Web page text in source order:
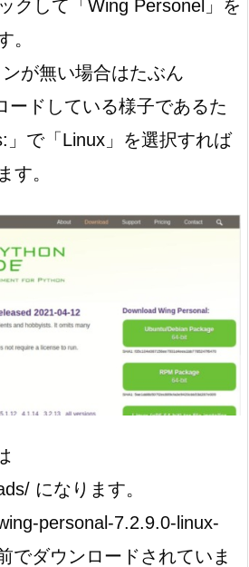
クして「Wing Personel」を
。
が無い場合はたぶん
ードしている様子であるた
で「Linux」を選択すれば
す。
になります。
personal-7.2.9.0-linux-
でダウンロードされていま